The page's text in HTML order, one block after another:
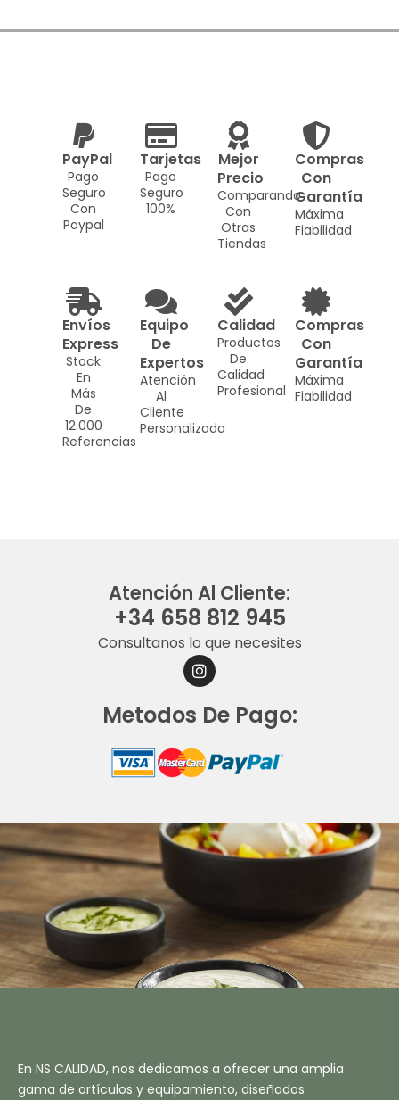
PayPal
Pago
Seguro
Con
Paypal
Tarjetas
Pago
Seguro
100%
Mejor
Precio
Comparando
Con
Otras
Tiendas
Compras
Con
Garantía
Máxima
Fiabilidad
Envíos
Express
Stock
En
Más
De
12.000
Referencias
Equipo
De
Expertos
Atención
Al
Cliente
Personalizada
Calidad
Productos
De
Calidad
Profesional
Compras
Con
Garantía
Máxima
Fiabilidad
Atención Al Cliente:
+34 658 812 945
Consultanos lo que necesites
I
N
S
G
R
Metodos De Pago:
En NS CALIDAD, nos dedicamos a ofrecer una amplia
gama de artículos y equipamiento, diseñados